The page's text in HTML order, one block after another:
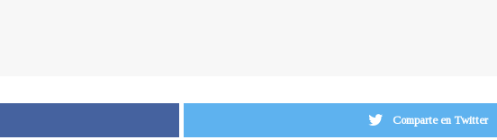
Comparte en Twitter